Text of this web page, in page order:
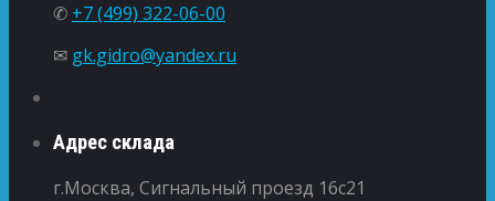
✆ +7 (499) 322-06-00
✉ gk.gidro@yandex.ru
Адрес склада
г.Москва, Сигнальный проезд 16с21